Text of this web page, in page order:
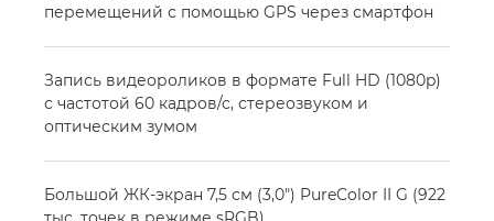
перемещений с помощью GPS через смартфон
Запись видеороликов в формате Full HD (1080p)
с частотой 60 кадров/с, стереозвуком и
оптическим зумом
Большой ЖК-экран 7,5 см (3,0") PureColor II G (922